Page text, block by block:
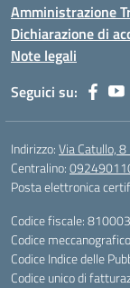
Amministrazione
Dichiarazione di
Note legali
Seguici su:
Indirizzo:Via Catullo,
Centralino:
Posta elettronica
Codice fiscale:
Codice
Codice Indice delle
Codice unico di